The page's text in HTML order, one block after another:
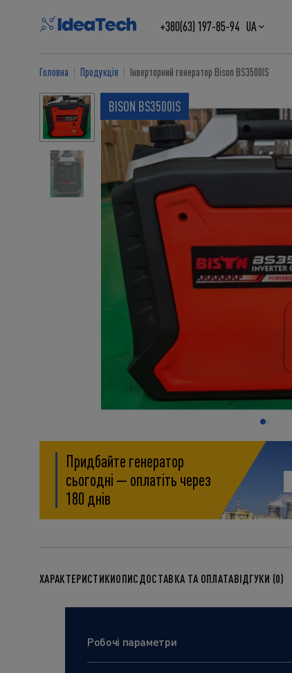
+380(63) 197-85-94 UA
Головна Продукція Інверторний генератор Bison BS3500IS
BISON BS3500IS
Придбайте генератор
сьогодні — оплатіть через
180 днів
ХАРАКТЕРИСТИКИОПИСДОСТАВКА ТА ОПЛАТАВІДГУКИ (0)
Робочі параметри